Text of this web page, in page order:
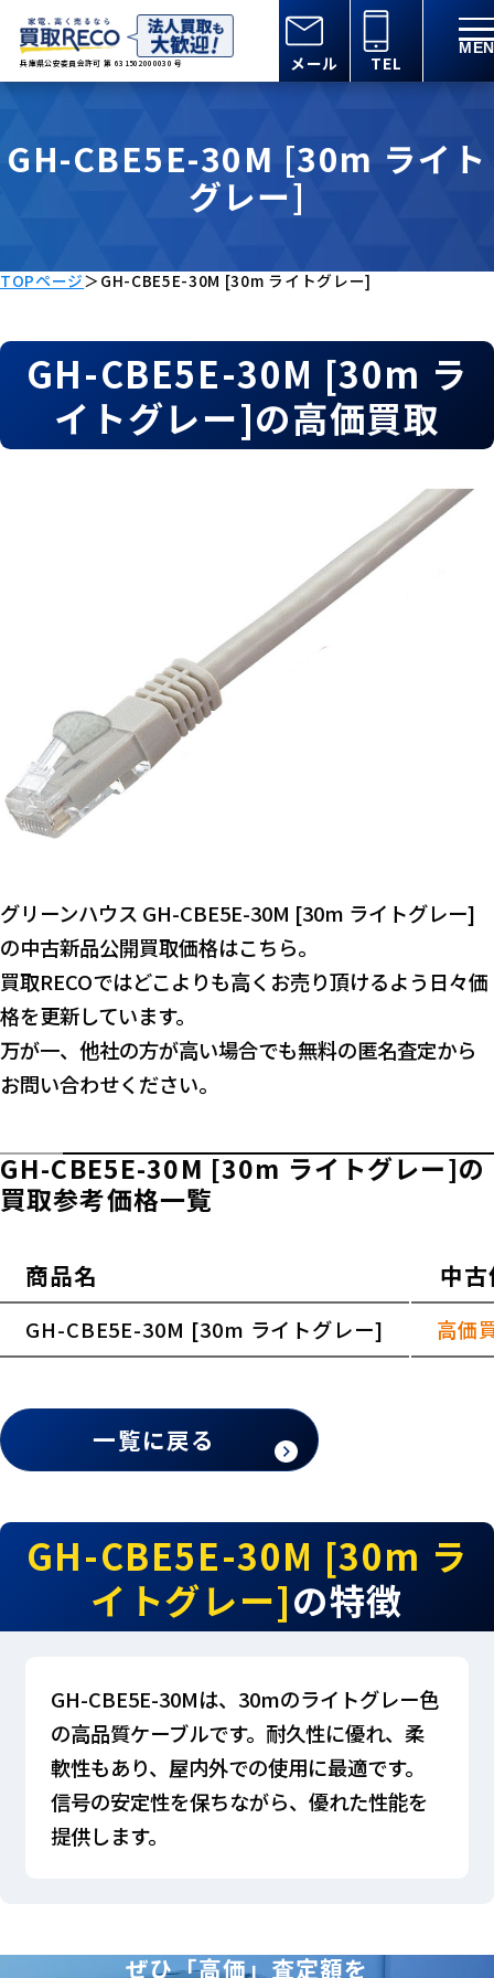
兵庫県公安委員会許可 第 631502000030 号 メール TEL
GH-CBE5E-30M [30m ライト
グレー]
TOPページ＞ GH-CBE5E-30M [30m ライトグレー]
GH-CBE5E-30M [30m ラ
イトグレー]の高価買取
グリーンハウス GH-CBE5E-30M [30m ライトグレー]
の中古新品公開買取価格はこちら。
買取RECOではどこよりも高くお売り頂けるよう日々価
格を更新しています。
万が一、他社の方が高い場合でも無料の匿名査定から
お問い合わせください。
GH-CBE5E-30M [30m ライトグレー]の
買取参考価格一覧
商品名 中
GH-CBE5E-30M [30m ライトグレー] 高価
一覧に戻る
GH-CBE5E-30M [30m ラ
イトグレー]の特徴
GH-CBE5E-30Mは、30mのライトグレー色
の高品質ケーブルです。耐久性に優れ、柔
軟性もあり、屋内外での使用に最適です。
信号の安定性を保ちながら、優れた性能を
提供します。
ぜひ「高価」査定額を